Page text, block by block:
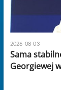
2026-08-03
Sama
Georgiewej